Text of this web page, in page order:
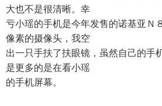
大也不是很清晰。幸
亏小瑶的手机是今年发售的诺基亚Ｎ
像素的摄像头，我空
出一只手扶了扶眼镜，虽然自己的手
是更多的是在看小瑶
的手机屏幕。